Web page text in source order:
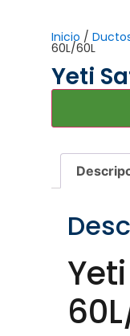
Inicio /
60L/60L
Yeti